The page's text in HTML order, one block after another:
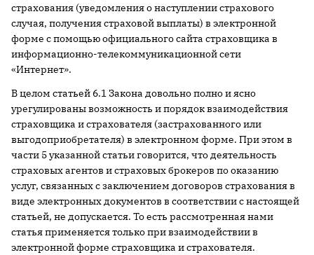
страхования (уведомления о наступлении страхового
случая, получения страховой выплаты) в электронной
форме с помощью официального сайта страховщика в
информационно-телекоммуникационной сети
«Интернет».
В целом статьей 6.1 Закона довольно полно и ясно
урегулированы возможность и порядок взаимодействия
страховщика и страхователя (застрахованного или
выгодоприобретателя) в электронном форме. При этом в
части 5 указанной статьи говорится, что деятельность
страховых агентов и страховых брокеров по оказанию
услуг, связанных с заключением договоров страхования в
виде электронных документов в соответствии с настоящей
статьей, не допускается. То есть рассмотренная нами
статья применяется только при взаимодействии в
электронной форме страховщика и страхователя.